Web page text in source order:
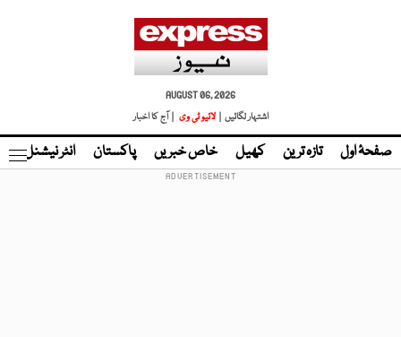
AUGUST 06, 2026
اشتہار لگائیں |
لائیو ٹی وی | آج کا اخبار
صفحۂ اول تازہ ترین کھیل خاص خبریں پاکستان انٹر نیشنل